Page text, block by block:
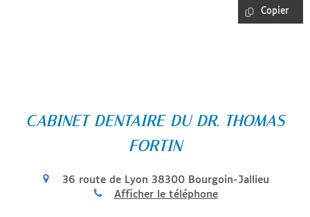
Copier
CABINET DENTAIRE DU DR. THOMAS
FORTIN
36 route de Lyon 38300 Bourgoin-Jallieu
Afficher le téléphone